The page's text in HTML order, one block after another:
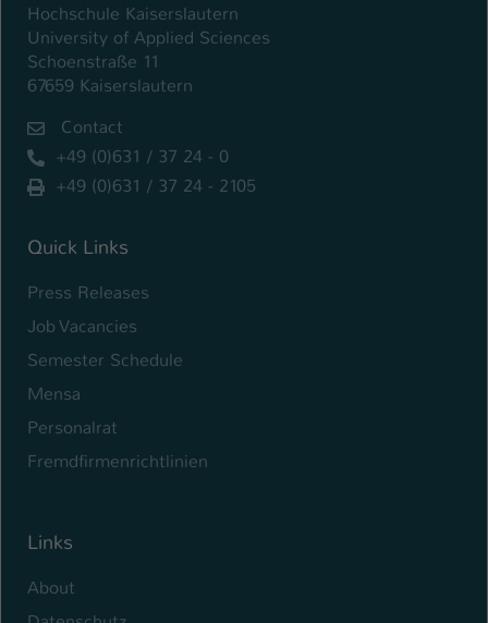
Hochschule Kaiserslautern
University of Applied Sciences
Schoenstraße 11
67659 Kaiserslautern
Contact
+49 (0)631 / 37 24 - 0
+49 (0)631 / 37 24 - 2105
Quick Links
Press Releases
Job Vacancies
Semester Schedule
Mensa
Personalrat
Fremdfirmenrichtlinien
Links
About